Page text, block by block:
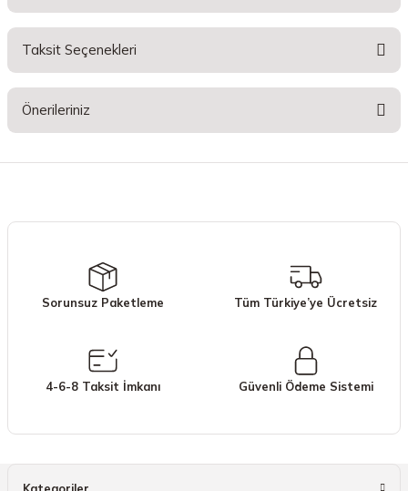
Taksit Seçenekleri
Önerileriniz
Ürün açıklamasında eksik bilgiler bulunuyor.
Ürün bilgilerinde hatalar bulunuyor.
Bu ürüne benzer farklı alternatifler olmalı.
Sorunsuz Paketleme Tüm Türkiye’ye Ücretsiz
4-6-8 Taksit İmkanı Güvenli Ödeme Sistemi